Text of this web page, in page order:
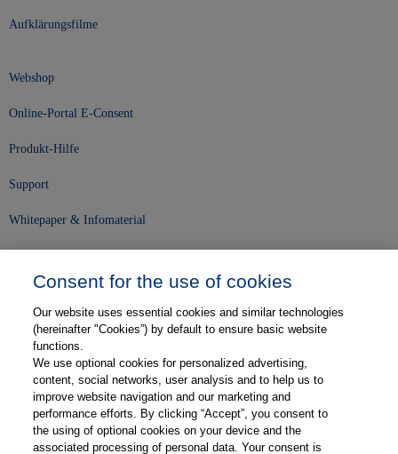
Aufklärungsfilme
Webshop
Online-Portal E-Consent
Produkt-Hilfe
Support
Whitepaper & Infomaterial
Karriere
Kontakt
Web-Semniare
Anwenderberichte
Consent for the use of cookies
Our website uses essential cookies and similar technologies
(hereinafter "Cookies”) by default to ensure basic website
functions.
We use optional cookies for personalized advertising,
content, social networks, user analysis and to help us to
improve website navigation and our marketing and
performance efforts. By clicking “Accept”, you consent to
the using of optional cookies on your device and the
associated processing of personal data. Your consent is